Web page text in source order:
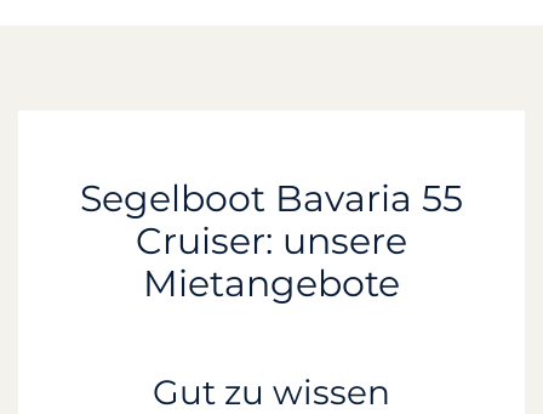
Segelboot Bavaria 55
Cruiser: unsere
Mietangebote
Gut zu wissen